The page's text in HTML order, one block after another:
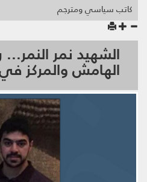
كاتب سياسي ومترجم
الشهيد نمر النمر...
الهامش والمركز في